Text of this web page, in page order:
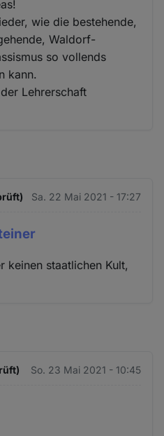
wie die bestehende,
Waldorf-
so vollends
kann.
Lehrerschaft
Sa. 22 Mai 2021 - 17:27
keinen staatlichen Kult,
So. 23 Mai 2021 - 10:45